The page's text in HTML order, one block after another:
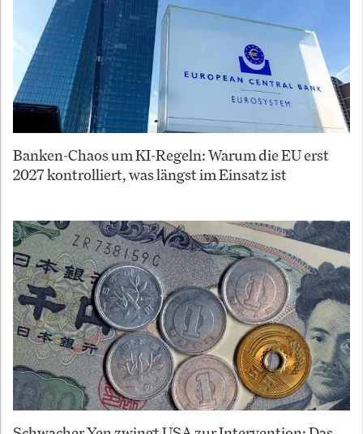
Banken-Chaos um KI-Regeln: Warum die EU erst
2027 kontrolliert, was längst im Einsatz ist